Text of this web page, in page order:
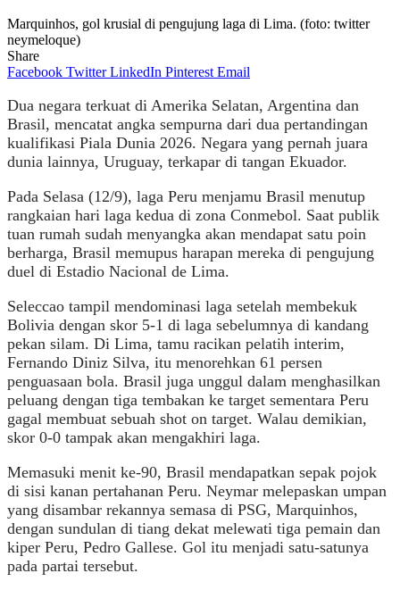
Marquinhos, gol krusial di pengujung laga di Lima. (foto: twitter
neymeloque)
Share
Facebook Twitter LinkedIn Pinterest Email
Dua negara terkuat di Amerika Selatan, Argentina dan
Brasil, mencatat angka sempurna dari dua pertandingan
kualifikasi Piala Dunia 2026. Negara yang pernah juara
dunia lainnya, Uruguay, terkapar di tangan Ekuador.
Pada Selasa (12/9), laga Peru menjamu Brasil menutup
rangkaian hari laga kedua di zona Conmebol. Saat publik
tuan rumah sudah menyangka akan mendapat satu poin
berharga, Brasil memupus harapan mereka di pengujung
duel di Estadio Nacional de Lima.
Seleccao tampil mendominasi laga setelah membekuk
Bolivia dengan skor 5-1 di laga sebelumnya di kandang
pekan silam. Di Lima, tamu racikan pelatih interim,
Fernando Diniz Silva, itu menorehkan 61 persen
penguasaan bola. Brasil juga unggul dalam menghasilkan
peluang dengan tiga tembakan ke target sementara Peru
gagal membuat sebuah shot on target. Walau demikian,
skor 0-0 tampak akan mengakhiri laga.
Memasuki menit ke-90, Brasil mendapatkan sepak pojok
di sisi kanan pertahanan Peru. Neymar melepaskan umpan
yang disambar rekannya semasa di PSG, Marquinhos,
dengan sundulan di tiang dekat melewati tiga pemain dan
kiper Peru, Pedro Gallese. Gol itu menjadi satu-satunya
pada partai tersebut.